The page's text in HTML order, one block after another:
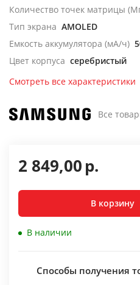
Количество точек матрицы
Тип экрана AMOLED
Емкость аккумулятора (мА/ч)
Цвет корпуса серебристый
Смотреть все характеристики
Все
2 849,00р.
В корзину
В наличии
Способы получения